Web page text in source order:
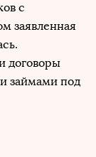
с
заявленная
договоры
займами под